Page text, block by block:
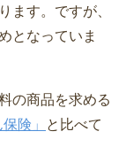
ます。ですが、
となっていま
の商品を求める
険」
と比べて